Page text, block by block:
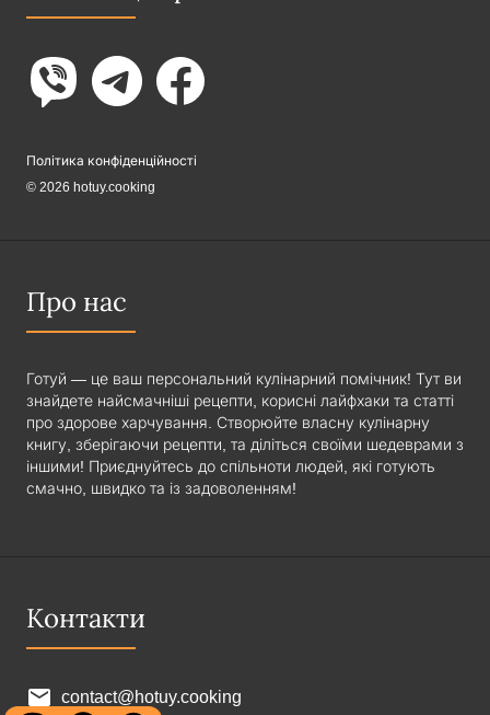
Політика конфіденційності
© 2026 hotuy.cooking
Про нас
Готуй — це ваш персональний кулінарний помічник! Тут ви
знайдете найсмачніші рецепти, корисні лайфхаки та статті
про здорове харчування. Створюйте власну кулінарну
книгу, зберігаючи рецепти, та діліться своїми шедеврами з
іншими! Приєднуйтесь до спільноти людей, які готують
смачно, швидко та із задоволенням!
Контакти
contact@hotuy.cooking